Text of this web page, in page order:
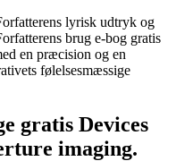
lyrisk udtryk og
brug e-bog gratis
en præcision og en
følelsesmæssige
gratis Devices
imaging.